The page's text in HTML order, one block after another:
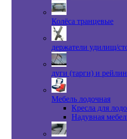
Колёса транцевые
держатели удилищ/
дуги (тарги) и
Мебель лодочная
Кресла для
Надувная